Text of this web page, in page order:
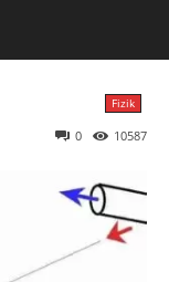
Fizik
10587
0